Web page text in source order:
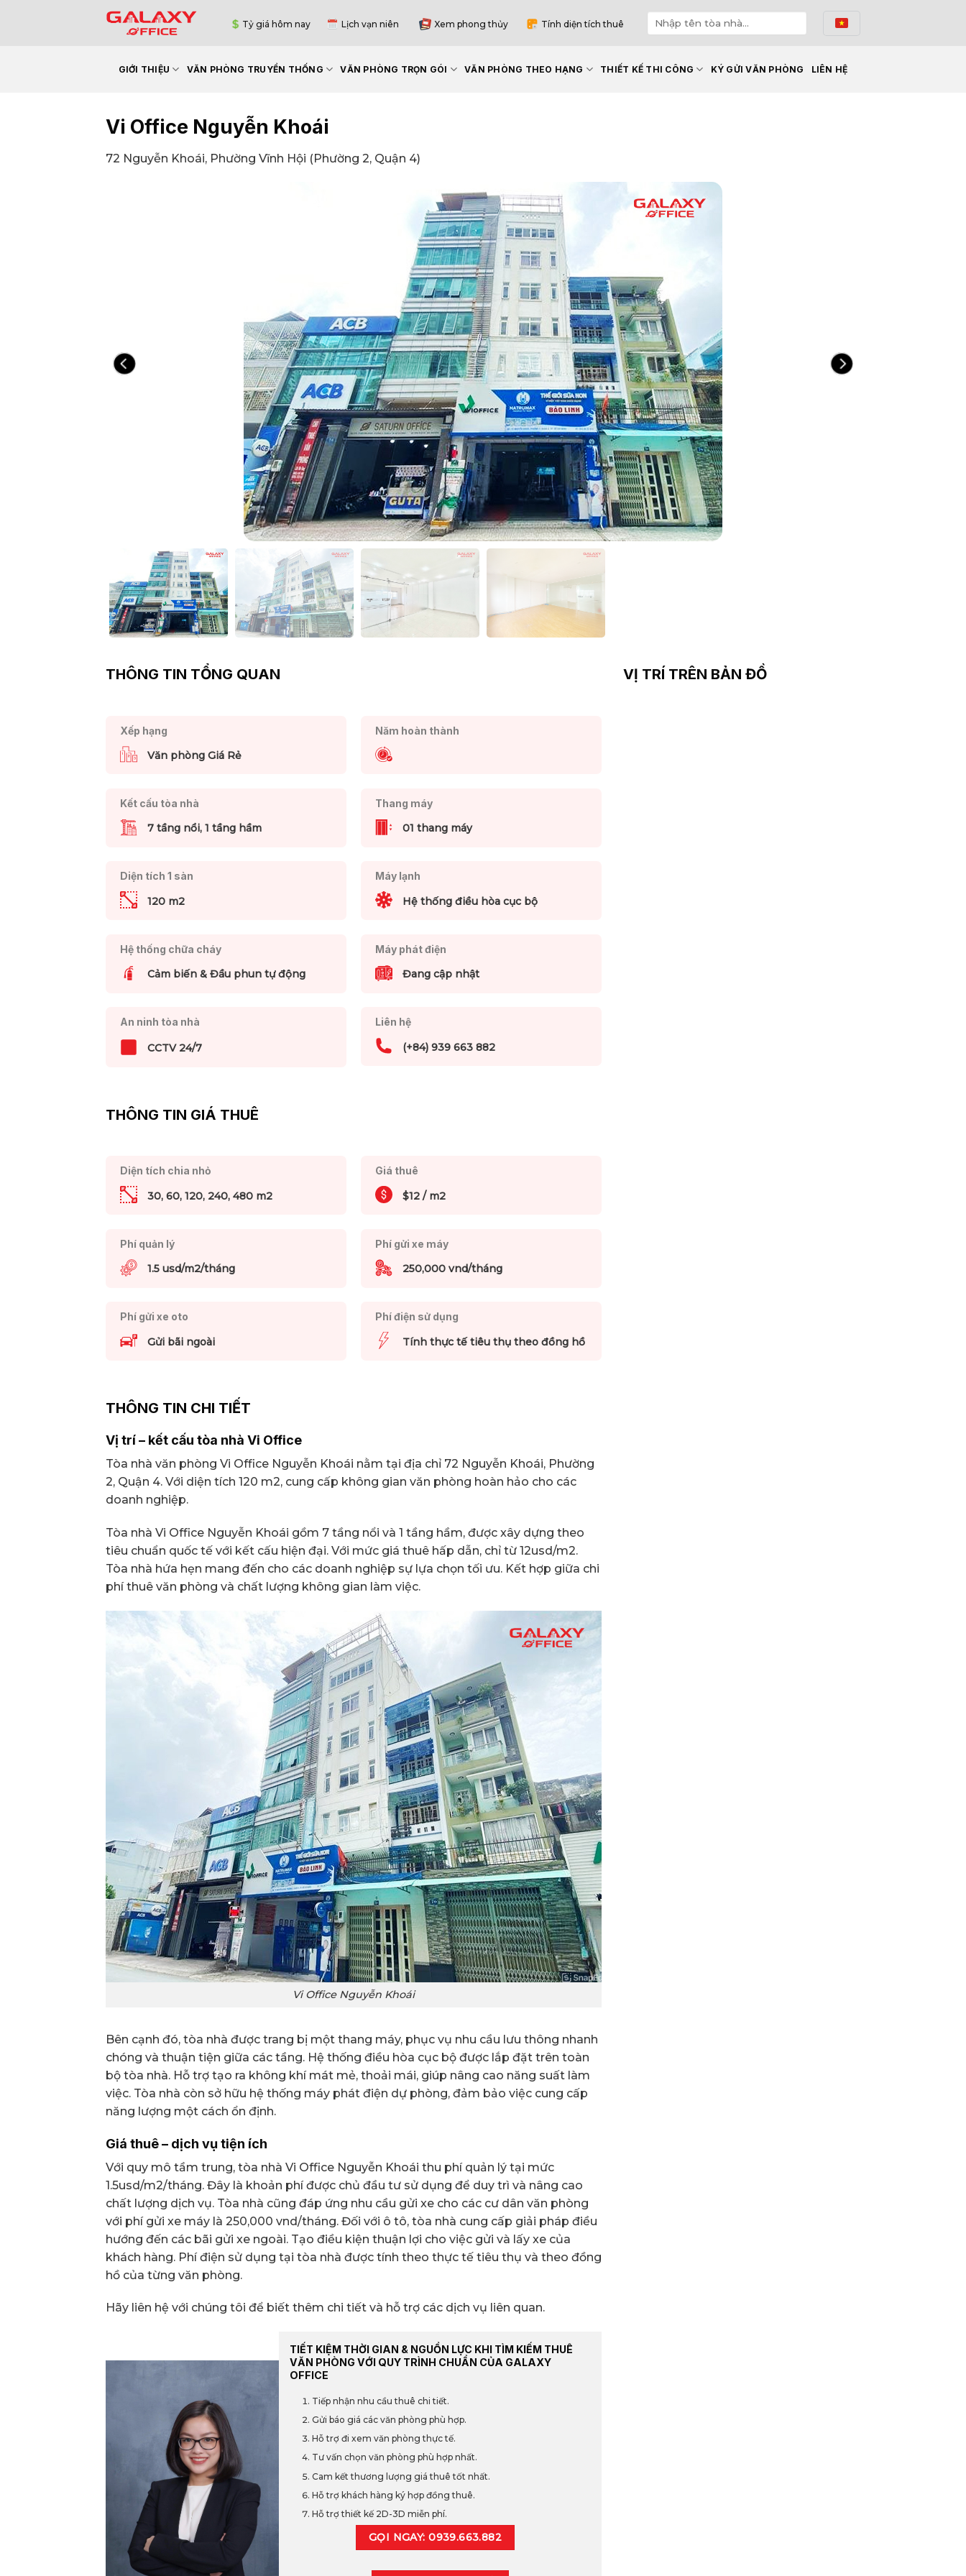
Tỷ giá hôm nay Lịch vạn niên Xem phong thủy Tính diện tích thuê
GIỚI THIỆU VĂN PHÒNG TRUYỀN THỐNG VĂN PHÒNG TRỌN GÓI VĂN PHÒNG THEO HẠNG THIẾT KẾ THI CÔNG KÝ GỬI VĂN PHÒNG LIÊN HỆ
Vi Office Nguyễn Khoái
72 Nguyễn Khoái, Phường Vĩnh Hội (Phường 2, Quận 4)
THÔNG TIN TỔNG QUAN
Xếp hạng
Văn phòng Giá Rẻ
Năm hoàn thành
Kết cấu tòa nhà
7 tầng nổi, 1 tầng hầm
Thang máy
01 thang máy
Diện tích 1 sàn
120 m2
Máy lạnh
Hệ thống điều hòa cục bộ
Hệ thống chữa cháy
Cảm biến & Đầu phun tự động
Máy phát điện
Đang cập nhật
An ninh tòa nhà
CCTV 24/7
Liên hệ
(+84) 939 663 882
THÔNG TIN GIÁ THUÊ
Diện tích chia nhỏ
30, 60, 120, 240, 480 m2
Giá thuê
$12 / m2
Phí quản lý
1.5 usd/m2/tháng
Phí gửi xe máy
250,000 vnd/tháng
Phí gửi xe oto
Gửi bãi ngoài
Phí điện sử dụng
Tính thực tế tiêu thụ theo đồng hồ
THÔNG TIN CHI TIẾT
Vị trí – kết cấu tòa nhà Vi Office
Tòa nhà văn phòng Vi Office Nguyễn Khoái nằm tại địa chỉ 72 Nguyễn Khoái, Phường
2, Quận 4. Với diện tích 120 m2, cung cấp không gian văn phòng hoàn hảo cho các
doanh nghiệp.
Tòa nhà Vi Office Nguyễn Khoái gồm 7 tầng nổi và 1 tầng hầm, được xây dựng theo
tiêu chuẩn quốc tế với kết cấu hiện đại. Với mức giá thuê hấp dẫn, chỉ từ 12usd/m2.
Tòa nhà hứa hẹn mang đến cho các doanh nghiệp sự lựa chọn tối ưu. Kết hợp giữa chi
phí thuê văn phòng và chất lượng không gian làm việc.
Vi Office Nguyễn Khoái
Bên cạnh đó, tòa nhà được trang bị một thang máy, phục vụ nhu cầu lưu thông nhanh
chóng và thuận tiện giữa các tầng. Hệ thống điều hòa cục bộ được lắp đặt trên toàn
bộ tòa nhà. Hỗ trợ tạo ra không khí mát mẻ, thoải mái, giúp nâng cao năng suất làm
việc. Tòa nhà còn sở hữu hệ thống máy phát điện dự phòng, đảm bảo việc cung cấp
năng lượng một cách ổn định.
Giá thuê – dịch vụ tiện ích
Với quy mô tầm trung, tòa nhà Vi Office Nguyễn Khoái thu phí quản lý tại mức
1.5usd/m2/tháng. Đây là khoản phí được chủ đầu tư sử dụng để duy trì và nâng cao
chất lượng dịch vụ. Tòa nhà cũng đáp ứng nhu cầu gửi xe cho các cư dân văn phòng
với phí gửi xe máy là 250,000 vnd/tháng. Đối với ô tô, tòa nhà cung cấp giải pháp điều
hướng đến các bãi gửi xe ngoài. Tạo điều kiện thuận lợi cho việc gửi và lấy xe của
khách hàng. Phí điện sử dụng tại tòa nhà được tính theo thực tế tiêu thụ và theo đồng
hồ của từng văn phòng.
Hãy liên hệ với chúng tôi để biết thêm chi tiết và hỗ trợ các dịch vụ liên quan.
TIẾT KIỆM THỜI GIAN & NGUỒN LỰC KHI TÌM KIẾM THUÊ
VĂN PHÒNG VỚI QUY TRÌNH CHUẨN CỦA GALAXY
OFFICE
Tiếp nhận nhu cầu thuê chi tiết.
Gửi báo giá các văn phòng phù hợp.
Hỗ trợ đi xem văn phòng thực tế.
Tư vấn chọn văn phòng phù hợp nhất.
Cam kết thương lượng giá thuê tốt nhất.
Hỗ trợ khách hàng ký hợp đồng thuê.
Hỗ trợ thiết kế 2D-3D miễn phí.
GỌI NGAY: 0939.663.882
VỊ TRÍ TRÊN BẢN ĐỒ